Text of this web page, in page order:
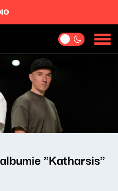
"Katharsis"